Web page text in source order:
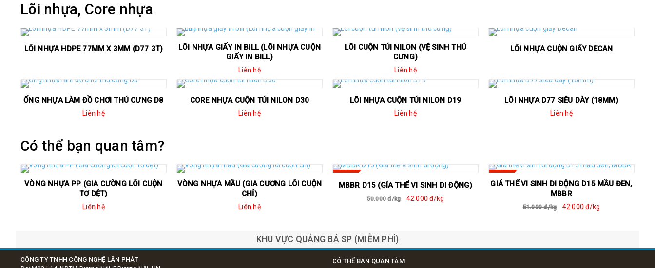
Lõi nhựa, Core nhựa
LÕI NHỰA HDPE 77MM X 3MM (D77 3T)
LÕI NHỰA GIẤY IN BILL (LÕI NHỰA CUỘN
GIẤY IN BILL)
Liên hệ
LÕI CUỘN TÚI NILON (VỆ SINH THÚ
CƯNG)
Liên hệ
LÕI NHỰA CUỘN GIẤY DECAN
ỐNG NHỰA LÀM ĐỒ CHƠI THÚ CƯNG D8
Liên hệ
CORE NHỰA CUỘN TÚI NILON D30
Liên hệ
LÕI NHỰA CUỘN TÚI NILON D19
Liên hệ
LÕI NHỰA D77 SIÊU DÀY (18MM)
Liên hệ
Có thể bạn quan tâm?
VÒNG NHỰA PP (GIA CƯỜNG LÕI CUỘN
TƠ DỆT)
Liên hệ
VÒNG NHỰA MẦU (GIA CƯƠNG LÕI CUỘN
CHỈ)
Liên hệ
MBBR D15 (GÍA THỂ VI SINH DI ĐỘNG)
50.000 đ/kg 42.000 đ/kg
GIÁ THỂ VI SINH DI ĐỘNG D15 MẦU ĐEN,
MBBR
51.000 đ/kg 42.000 đ/kg
KHU VỰC QUẢNG BÁ SP (MIỄM PHÍ)
đại diện Max Japan
sạch
CÔNG TY TNHH CÔNG NGHỆ LÂN PHÁT
CÓ THỂ BẠN QUAN TÂM